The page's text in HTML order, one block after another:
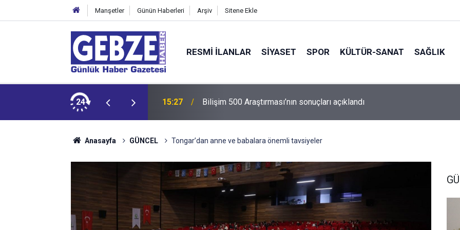
Manşetler Günün Haberleri Arşiv Sitene Ekle
RESMI İLANLAR SİYASET SPOR KÜLTÜR-SANAT SAĞLIK
24 15:27 Bilişim 500 Araştırması’nın sonuçları açıklandı
Anasayfa GÜNCEL Tongar’dan anne ve babalara önemli tavsiyeler